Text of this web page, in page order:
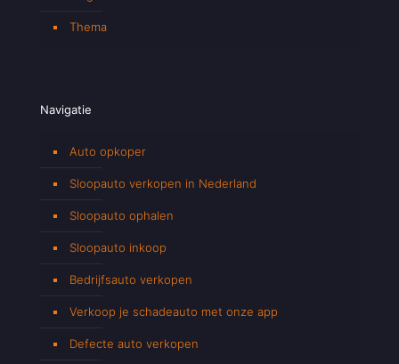
Thema
Navigatie
Auto opkoper
Sloopauto verkopen in Nederland
Sloopauto ophalen
Sloopauto inkoop
Bedrijfsauto verkopen
Verkoop je schadeauto met onze app
Defecte auto verkopen